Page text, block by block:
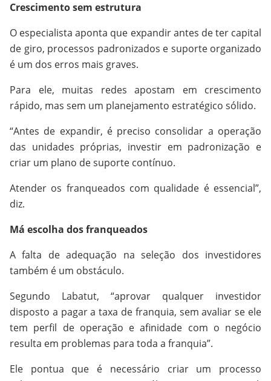
Crescimento sem estrutura
O especialista aponta que expandir antes de ter capital
de giro, processos padronizados e suporte organizado
é um dos erros mais graves.
Para ele, muitas redes apostam em crescimento
rápido, mas sem um planejamento estratégico sólido.
“Antes de expandir, é preciso consolidar a operação
das unidades próprias, investir em padronização e
criar um plano de suporte contínuo.
Atender os franqueados com qualidade é essencial”,
diz.
Má escolha dos franqueados
A falta de adequação na seleção dos investidores
também é um obstáculo.
Segundo Labatut, “aprovar qualquer investidor
disposto a pagar a taxa de franquia, sem avaliar se ele
tem perfil de operação e afinidade com o negócio
resulta em problemas para toda a franquia”.
Ele pontua que é necessário criar um processo